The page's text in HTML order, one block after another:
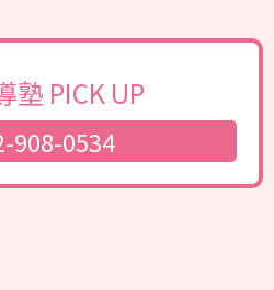
塾 PICK UP
908-0534